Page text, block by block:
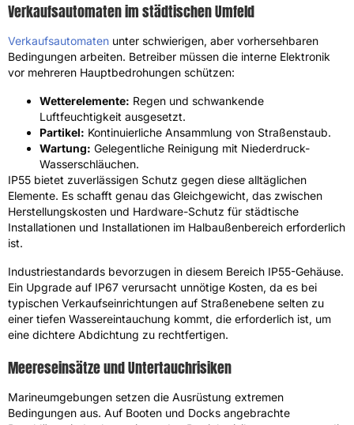
Verkaufsautomaten im städtischen Umfeld
Verkaufsautomaten unter schwierigen, aber vorhersehbaren
Bedingungen arbeiten. Betreiber müssen die interne Elektronik
vor mehreren Hauptbedrohungen schützen:
Wetterelemente: Regen und schwankende
Luftfeuchtigkeit ausgesetzt.
Partikel: Kontinuierliche Ansammlung von Straßenstaub.
Wartung: Gelegentliche Reinigung mit Niederdruck-
Wasserschläuchen.
IP55 bietet zuverlässigen Schutz gegen diese alltäglichen
Elemente. Es schafft genau das Gleichgewicht, das zwischen
Herstellungskosten und Hardware-Schutz für städtische
Installationen und Installationen im Halbaußenbereich erforderlich
ist.
Industriestandards bevorzugen in diesem Bereich IP55-Gehäuse.
Ein Upgrade auf IP67 verursacht unnötige Kosten, da es bei
typischen Verkaufseinrichtungen auf Straßenebene selten zu
einer tiefen Wassereintauchung kommt, die erforderlich ist, um
eine dichtere Abdichtung zu rechtfertigen.
Meereseinsätze und Untertauchrisiken
Marineumgebungen setzen die Ausrüstung extremen
Bedingungen aus. Auf Booten und Docks angebrachte